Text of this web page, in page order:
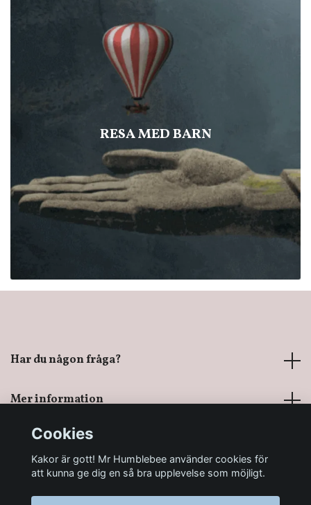
RESA MED BARN
Har du någon fråga?
Mer information
Sociala medier
Cookies
Kakor är gott! Mr Humblebee använder cookies för
att kunna ge dig en så bra upplevelse som möjligt.